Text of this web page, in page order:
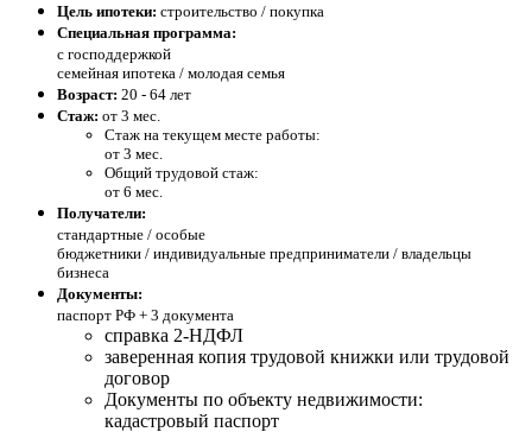
Цель ипотеки: строительство / покупка
Специальная программа:
с господдержкой
семейная ипотека / молодая семья
Возраст: 20 - 64 лет
Стаж: от 3 мес.
Стаж на текущем месте работы:
от 3 мес.
Общий трудовой стаж:
от 6 мес.
Получатели:
стандартные / особые
бюджетники / индивидуальные предприниматели / владельцы
бизнеса
Документы:
паспорт РФ + 3 документа
справка 2-НДФЛ
заверенная копия трудовой книжки или трудовой
договор
Документы по объекту недвижимости:
кадастровый паспорт